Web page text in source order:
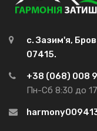
с. Зазим'я,
07415.
+38 (068) 008
Пн-Сб 8:30 до